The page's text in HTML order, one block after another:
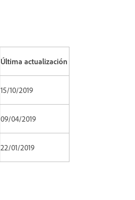
Última actualización
15/10/2019
09/04/2019
22/01/2019